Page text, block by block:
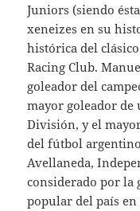
Juniors (siendo
xeneizes en su
histórica del
Racing Club.
goleador del
mayor goleador de
División, y el
del fútbol
Avellaneda,
considerado por la
popular del país